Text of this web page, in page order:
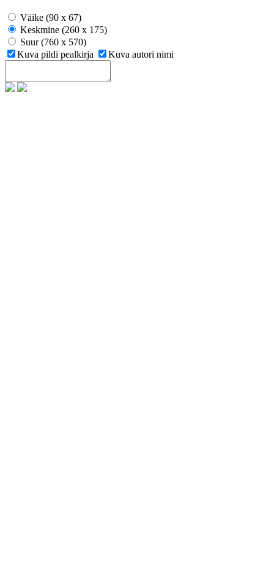
Väike (90 x 67)
Keskmine (260 x 175)
Suur (760 x 570)
Kuva pildi pealkirja
Kuva autori nimi